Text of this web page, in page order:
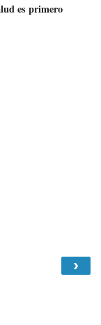
es primero
›